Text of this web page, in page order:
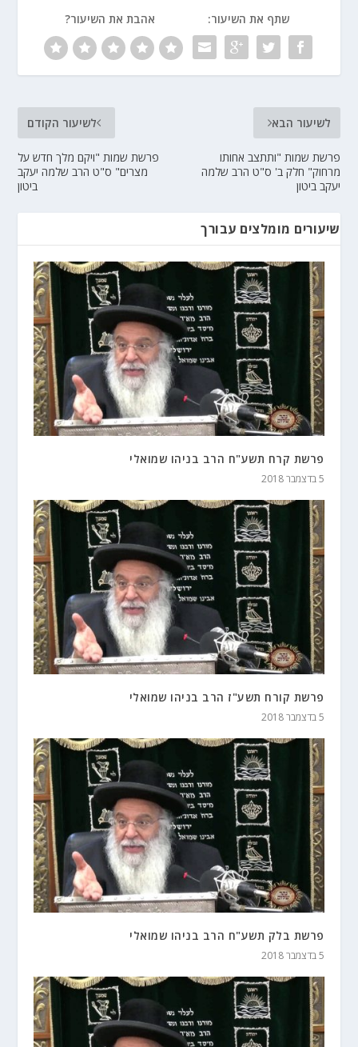
שתף את השיעור: אהבת את השיעור?
לשיעור הקודם
פרשת שמות "ויקם מלך חדש על
מצרים" ס"ט הרב שלמה יעקב
ביטון
לשיעור הבא
פרשת שמות "ותתצב אחותו
מרחוק" חלק ב' ס"ט הרב שלמה
יעקב ביטון
שיעורים מומלצים עבורך
פרשת קרח תשע"ח הרב בניהו שמואלי
5 בדצמבר 2018
פרשת קורח תשע"ז הרב בניהו שמואלי
5 בדצמבר 2018
פרשת בלק תשע"ח הרב בניהו שמואלי
5 בדצמבר 2018